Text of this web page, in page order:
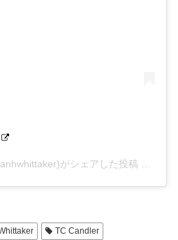
がシェアした投稿 –
TC Candler